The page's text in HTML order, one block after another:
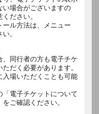
い場合がございますの
ださい。
ル方法は、メニュー
。
同行者の方も電子チケ
だく必要があります。
場いただくことも可能
電子チケットについて
ご確認ください。